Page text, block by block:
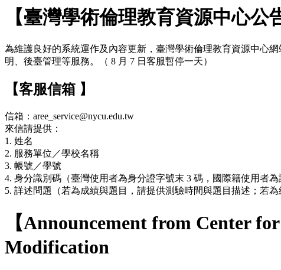
【臺灣學術倫理教育資源中心公
為維護良好的系統運作及內容更新，臺灣學術倫理教育資源中心
明、後臺管理等服務。（ 8 月 7 日客服暫停一天）
【客服信箱 】
信箱：aree_service@nycu.edu.tw
來信請提供：
1. 姓名
2. 服務單位／學校名稱
3. 帳號／學號
4. 身分識別碼（臺灣使用者為身分證字號末 3 碼，國際籍使用者為
5. 詳述問題（若為成績與題目，請提供測驗時間與題目描述；若
【Announcement from Center
Modification